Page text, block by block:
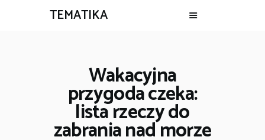
TEMATIKA
Wakacyjna
przygoda czeka:
lista rzeczy do
zabrania nad morze